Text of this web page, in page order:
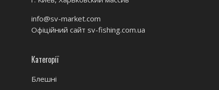
info@sv-market.com
Офіційний сайт sv-fishing.com.ua
Категорії
Блешні